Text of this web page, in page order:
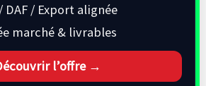
DAF / Export alignée
marché & livrables
l’offre →